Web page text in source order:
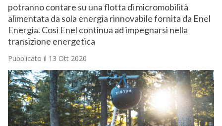
potranno contare su una flotta di micromobilità
alimentata da sola energia rinnovabile fornita da Enel
Energia. Così Enel continua ad impegnarsi nella
transizione energetica
Pubblicato il 13 Ott 2020